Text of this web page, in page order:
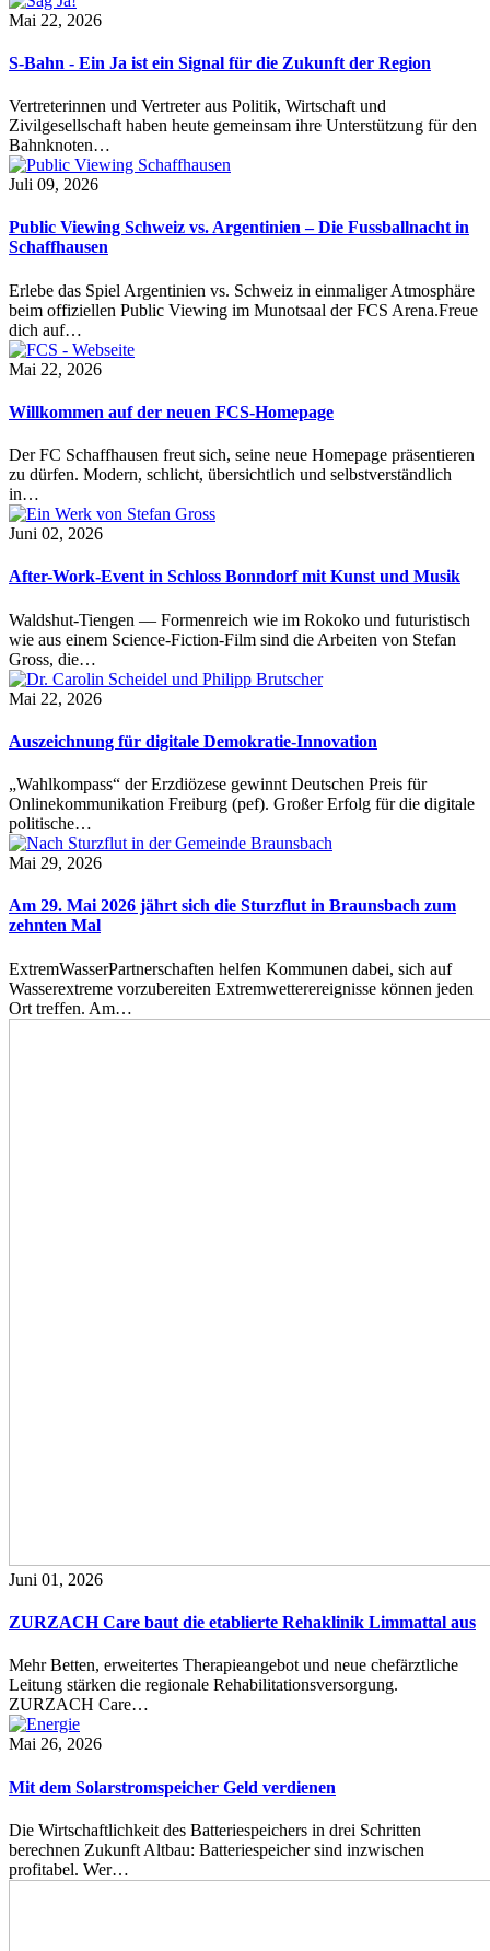
Mai 22, 2026
S-Bahn - Ein Ja ist ein Signal für die Zukunft der Region
Vertreterinnen und Vertreter aus Politik, Wirtschaft und
Zivilgesellschaft haben heute gemeinsam ihre Unterstützung für den
Bahnknoten…
Juli 09, 2026
Public Viewing Schweiz vs. Argentinien – Die Fussballnacht in
Schaffhausen
Erlebe das Spiel Argentinien vs. Schweiz in einmaliger Atmosphäre
beim offiziellen Public Viewing im Munotsaal der FCS Arena.Freue
dich auf…
Mai 22, 2026
Willkommen auf der neuen FCS-Homepage
Der FC Schaffhausen freut sich, seine neue Homepage präsentieren
zu dürfen. Modern, schlicht, übersichtlich und selbstverständlich
in…
Juni 02, 2026
After-Work-Event in Schloss Bonndorf mit Kunst und Musik
Waldshut-Tiengen — Formenreich wie im Rokoko und futuristisch
wie aus einem Science-Fiction-Film sind die Arbeiten von Stefan
Gross, die…
Mai 22, 2026
Auszeichnung für digitale Demokratie-Innovation
„Wahlkompass“ der Erzdiözese gewinnt Deutschen Preis für
Onlinekommunikation Freiburg (pef). Großer Erfolg für die digitale
politische…
Mai 29, 2026
Am 29. Mai 2026 jährt sich die Sturzflut in Braunsbach zum
zehnten Mal
ExtremWasserPartnerschaften helfen Kommunen dabei, sich auf
Wasserextreme vorzubereiten Extremwetterereignisse können jeden
Ort treffen. Am…
Juni 01, 2026
ZURZACH Care baut die etablierte Rehaklinik Limmattal aus
Mehr Betten, erweitertes Therapieangebot und neue chefärztliche
Leitung stärken die regionale Rehabilitationsversorgung.
ZURZACH Care…
Mai 26, 2026
Mit dem Solarstromspeicher Geld verdienen
Die Wirtschaftlichkeit des Batteriespeichers in drei Schritten
berechnen Zukunft Altbau: Batteriespeicher sind inzwischen
profitabel. Wer…